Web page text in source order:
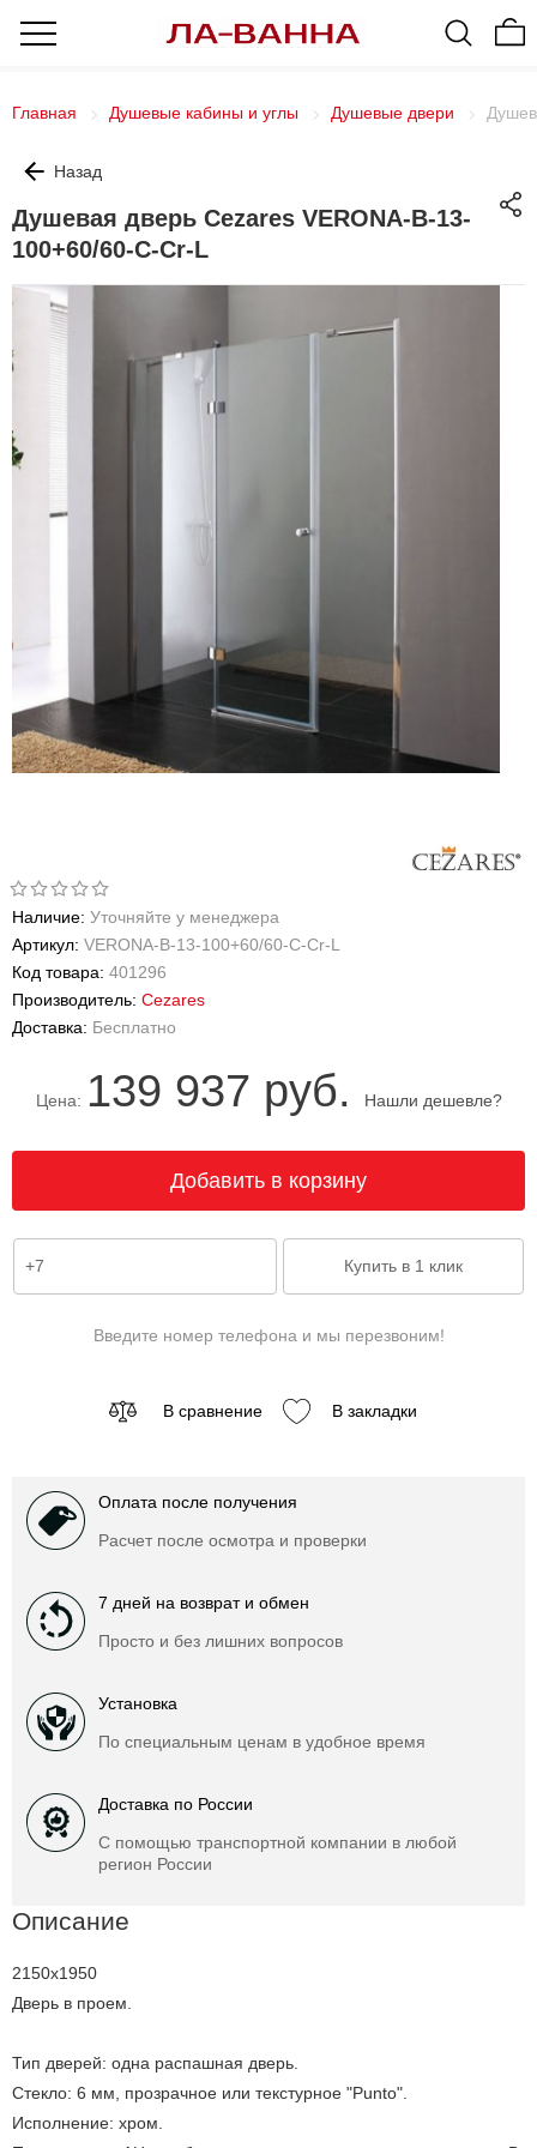
Главная Душевые кабины и углы Душевые двери
Назад
Душевая дверь Cezares VERONA-B-13-
100+60/60-C-Cr-L
Наличие: Уточняйте у менеджера
Артикул: VERONA-B-13-100+60/60-C-Cr-L
Код товара: 401296
Производитель: Cezares
Доставка: Бесплатно
Цена: 139 937 руб. Нашли дешевле?
Введите номер телефона и мы перезвоним!
В сравнение В закладки
Оплата после получения
Расчет после осмотра и проверки
7 дней на возврат и обмен
Просто и без лишних вопросов
Установка
По специальным ценам в удобное время
Доставка по России
С помощью транспортной компании в любой
регион России
Описание
2150x1950
Дверь в проем.
Тип дверей: одна распашная дверь.
Стекло: 6 мм, прозрачное или текстурное "Punto".
Исполнение: хром.